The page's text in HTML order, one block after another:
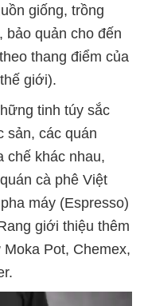
giống, trồng
bảo quản cho đến
thang điểm của
giới).
tinh túy sắc
sản, các quán
chế khác nhau,
cà phê Việt
máy (Espresso)
giới thiệu thêm
Pot, Chemex,